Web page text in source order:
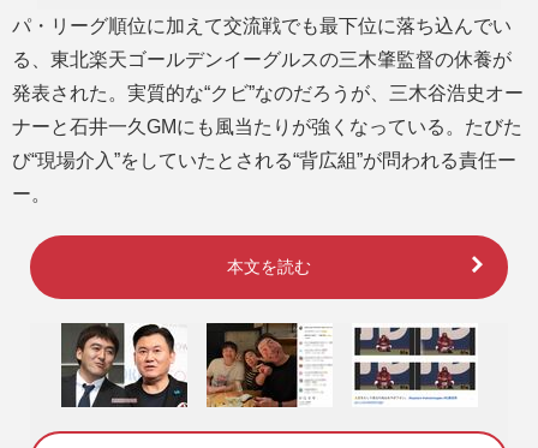
パ・リーグ順位に加えて交流戦でも最下位に落ち込んでい
る、東北楽天ゴールデンイーグルスの三木肇監督の休養が
発表された。実質的な“クビ”なのだろうが、三木谷浩史オー
ナーと石井一久GMにも風当たりが強くなっている。たびた
び“現場介入”をしていたとされる“背広組”が問われる責任ー
ー。
本文を読む